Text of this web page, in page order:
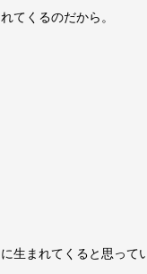
てくるのだから。
生まれてくると思って